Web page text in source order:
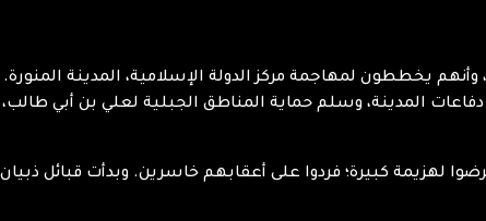
وأنهم يخططون لمهاجمة مركز الدولة الإسلامية، المدينة
المدينة، وسلم حماية المناطق الجبلية لعلي بن أبي
لهزيمة كبيرة؛ فردوا على أعقابهم خاسرين. وبدأت قبائل